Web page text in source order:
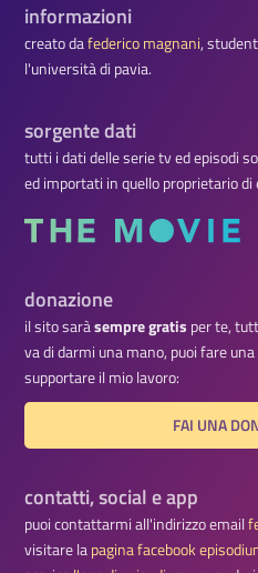
informazioni
creato dafederico magnani,
l'università di pavia.
sorgente dati
tutti i dati delle serie tv ed episodi
ed importati in quello proprietario di
donazione
il sito saràsempre gratis per te,
va di darmi una mano, puoi fare
supportare il mio lavoro:
FAI UNA
contatti, social e app
puoi contattarmi all'indirizzo email
visitare lapagina facebook